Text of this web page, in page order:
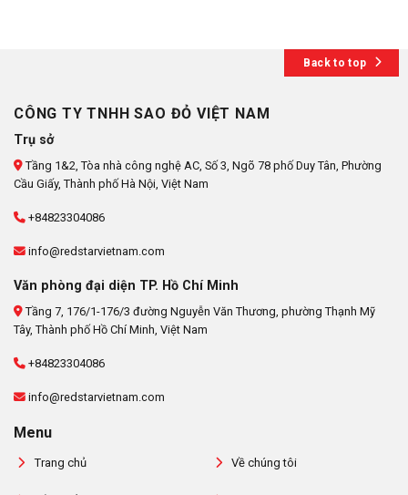
Back to top
CÔNG TY TNHH SAO ĐỎ VIỆT NAM
Trụ sở
Tầng 1&2, Tòa nhà công nghệ AC, Số 3, Ngõ 78 phố Duy Tân, Phường
Cầu Giấy, Thành phố Hà Nội, Việt Nam
+84823304086
info@redstarvietnam.com
Văn phòng đại diện TP. Hồ Chí Minh
Tầng 7, 176/1-176/3 đường Nguyễn Văn Thương, phường Thạnh Mỹ
Tây, Thành phố Hồ Chí Minh, Việt Nam
+84823304086
info@redstarvietnam.com
Menu
Trang chủ Về chúng tôi